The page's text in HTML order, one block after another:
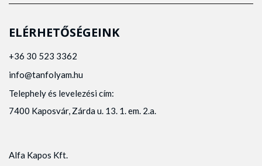
ELÉRHETŐSÉGEINK
+36 30 523 3362
info@tanfolyam.hu
Telephely és levelezési cím:
7400 Kaposvár, Zárda u. 13. 1. em. 2.a.
Alfa Kapos Kft.